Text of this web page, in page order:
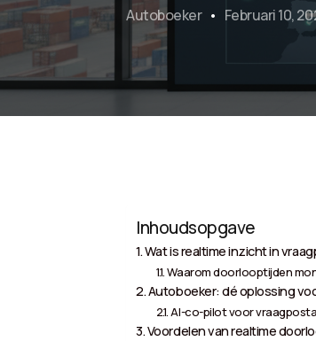
Autoboeker Februari 10,
Inhoudsopgave
Wat is realtime inzicht in
Waarom doorlooptijden
Autoboeker: dé oplossing
AI-co-pilot voor
Voordelen van realtime